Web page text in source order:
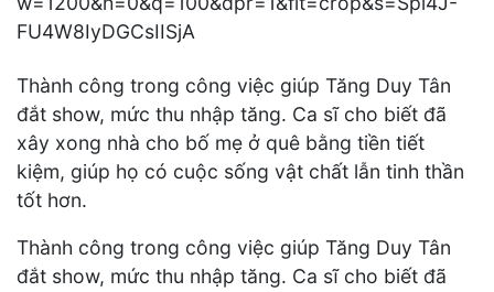
Thành công trong công việc giúp Tăng Duy Tân
đắt show, mức thu nhập tăng. Ca sĩ cho biết đã
xây xong nhà cho bố mẹ ở quê bằng tiền tiết
kiệm, giúp họ có cuộc sống vật chất lẫn tinh thần
tốt hơn.
Thành công trong công việc giúp Tăng Duy Tân
đắt show, mức thu nhập tăng. Ca sĩ cho biết đã